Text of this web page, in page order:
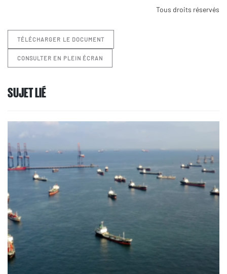
Tous droits réservés
TÉLÉCHARGER LE DOCUMENT
CONSULTER EN PLEIN ÉCRAN
SUJET LIÉ